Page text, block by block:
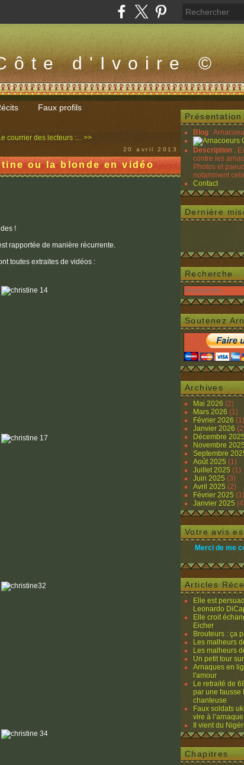
d'Ivoire ©
Faux profils
courrier des lecteurs :... >>
20 avril 2013
ou la blonde en vidéo
!
rapportée de manière récurrente.
toutes extraites de vidéos :
Présentation
Blog :
Description :
contre les
Photos et
notamment
Contact
Dernière
Recherche
Soutenez
Archives
Mai 2026 (2)
Mars 2026 (1)
Février 2026 (1)
Janvier 2026
Décembre 2025
Novembre 2025
Septembre
Août 2025 (1)
Juillet 2025 (1)
Juin 2025 (3)
Avril 2025 (2)
Février 2025 (1)
Janvier 2025
Votre avis
Merci de me
Articles
Elle est
Leonardo
Elle croit
Eicher
Brouteurs : ça
Les malheurs
Les malheurs
Un petit tour
Arnaques en
l'amour
Le retraité de
par une fausse
chanteuse
Faux soldats
vire à l’arnaque
Il vient du
Chapitres